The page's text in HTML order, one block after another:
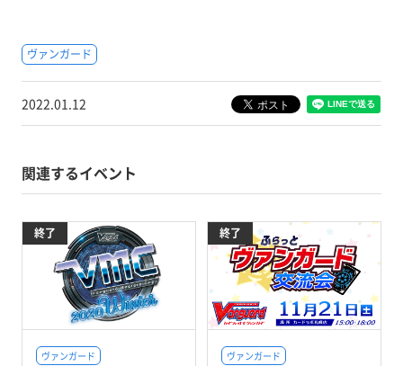
ヴァンガード
2022.01.12
関連するイベント
終了
ヴァンガード
終了
ヴァンガード